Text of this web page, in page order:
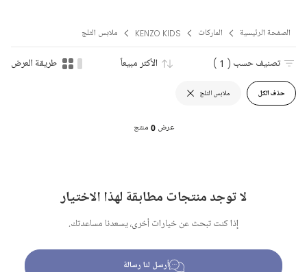
الصفحة الرئيسية الماركات KENZO KIDS ملابس الثلج
حذف الكل ملابس الثلج
تصنيف حسب ( 1 ) الأكثر مبيعاً طريقة العرض
عرض0 منتج
لا توجد منتجات مطابقة لهذا الاختيار
إذا كنت تبحث عن خيارات أخرى، يسعدنا مساعدتك.
أرسل لنا رسالة